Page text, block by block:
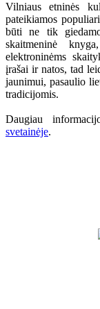
Vilniaus etninės
pateikiamos
būti ne tik
skaitmeninė
elektroninėms
įrašai ir natos, tad
jaunimui, pasaulio
tradicijomis.
Daugiau
svetainėje.